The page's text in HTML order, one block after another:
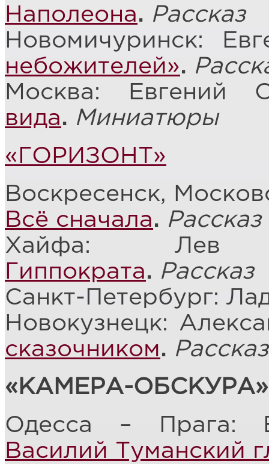
Наполеона. Рассказ
Новомичуринск:
небожителей».
Москва: Евгений
вида. Миниатюры
«ГОРИЗОНТ»
Воскресенск,
Всё сначала. Рассказ
Хайфа:
Гиппократа. Рассказ
Санкт-Петербург:
Новокузнецк:
сказочником. Рассказ
«КАМЕРА-ОБСКУРА»
Одесса – Прага:
Василий Туманский